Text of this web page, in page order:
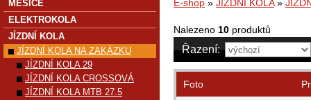
E-shop » JÍZDNÍ KOLA»
Nalezeno 10 produktů
Řazení:
Foto
MĚSÍCE
ELEKTROKOLA
JÍZDNÍ KOLA
JÍZDNÍ KOLA NA ZAKÁZKU
JÍZDNÍ KOLA 29
JÍZDNÍ KOLA CROSSOVÁ
JÍZDNÍ KOLA MTB 27.5